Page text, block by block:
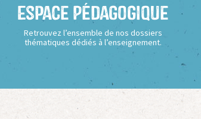
Espace Pédagogique
Retrouvez l’ensemble de nos dossiers
thématiques dédiés à l’enseignement.